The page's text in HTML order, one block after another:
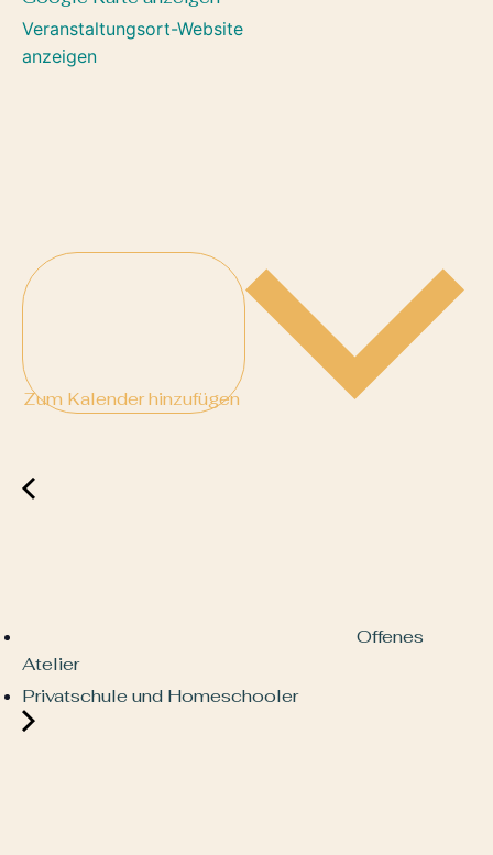
Veranstaltungsort-Website
anzeigen
Zum Kalender hinzufügen
Offenes
Atelier
Privatschule und Homeschooler